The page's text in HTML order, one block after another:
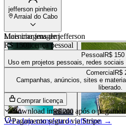
jefferson pinheiro
Arraial do Cabo
Mais imagens dejefferson
R$ 200
Ver a loja completa dejefferson →
Licenciar imagem
R$ 150licença pessoal
Pessoal R$ 150
Uso em projetos pessoais, redes
Comercial R$
Campanhas, anúncios, sites e
liberado.
Comprar licença
Download imediato após o
Pagamento seguro via Stripe